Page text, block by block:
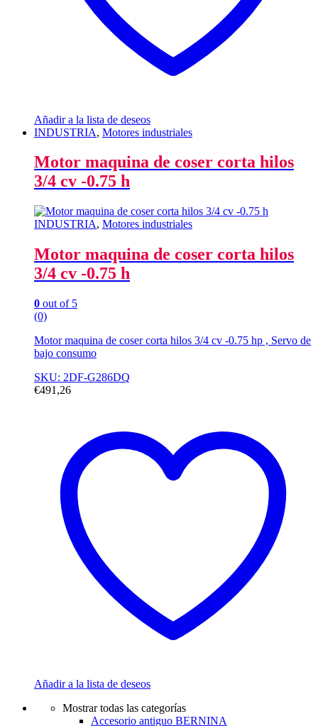
Añadir a la lista de deseos
INDUSTRIA, Motores industriales
Motor maquina de coser corta hilos
3/4 cv -0.75 h
INDUSTRIA, Motores industriales
Motor maquina de coser corta hilos
3/4 cv -0.75 h
0 out of 5
(0)
Motor maquina de coser corta hilos 3/4 cv -0.75 hp , Servo de
bajo consumo
SKU: 2DF-G286DQ
€491,26
Añadir a la lista de deseos
Mostrar todas las categorías
Accesorio antiguo BERNINA